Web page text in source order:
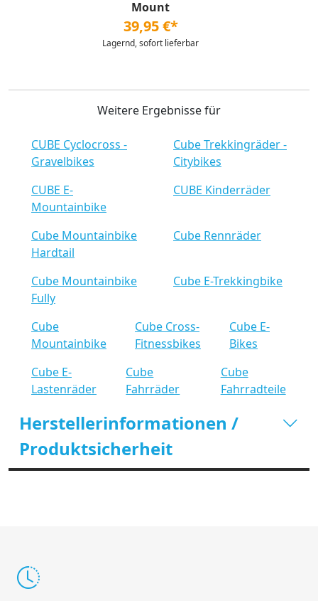
Mount
39,95 €*
Lagernd, sofort lieferbar
Weitere Ergebnisse für
CUBE Cyclocross -
Gravelbikes
Cube Trekkingräder -
Citybikes
CUBE E-
Mountainbike
CUBE Kinderräder
Cube Mountainbike
Hardtail
Cube Rennräder
Cube Mountainbike
Fully
Cube E-Trekkingbike
Cube
Mountainbike
Cube Cross-
Fitnessbikes
Cube E-
Bikes
Cube E-
Lastenräder
Cube
Fahrräder
Cube
Fahrradteile
Herstellerinformationen /
Produktsicherheit